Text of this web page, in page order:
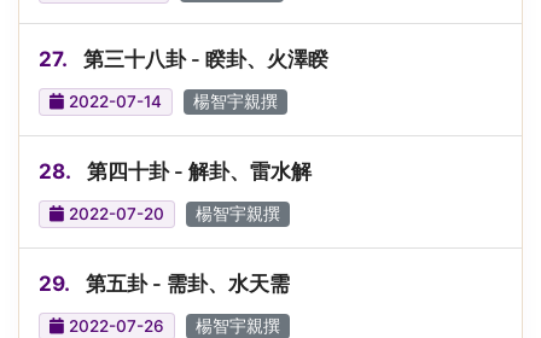
27. 第三十八卦 - 睽卦、火澤睽
2022-07-14 楊智宇親撰
28. 第四十卦 - 解卦、雷水解
2022-07-20 楊智宇親撰
29. 第五卦 - 需卦、水天需
2022-07-26 楊智宇親撰